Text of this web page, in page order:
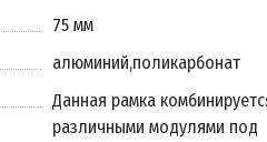
75 мм
алюминий,поликарбонат
Данная рамка
различными модулями под